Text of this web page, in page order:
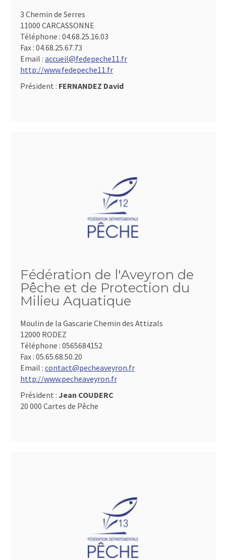
3 Chemin de Serres
11000 CARCASSONNE
Téléphone : 04.68.25.16.03
Fax : 04.68.25.67.73
Email : accueil@fedepeche11.fr
http://www.fedepeche11.fr
Président : FERNANDEZ David
Fédération de l'Aveyron de
Pêche et de Protection du
Milieu Aquatique
Moulin de la Gascarie Chemin des Attizals
12000 RODEZ
Téléphone : 0565684152
Fax : 05.65.68.50.20
Email : contact@pecheaveyron.fr
http://www.pecheaveyron.fr
Président : Jean COUDERC
20 000 Cartes de Pêche